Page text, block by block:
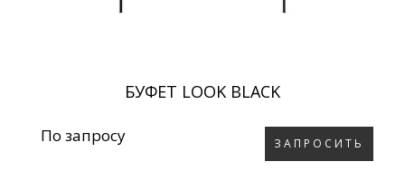
БУФЕТ LOOK BLACK
По запросу ЗАПРОСИТЬ